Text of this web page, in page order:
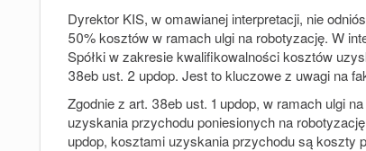
Dyrektor KIS, w omawianej interpretacji, nie
50% kosztów w ramach ulgi na robotyzację. W
Spółki w zakresie kwalifikowalności kosztów
38eb ust. 2 updop. Jest to kluczowe z uwagi na
Zgodnie z art. 38eb ust. 1 updop, w ramach ulgi
uzyskania przychodu poniesionych na
updop, kosztami uzyskania przychodu są koszty